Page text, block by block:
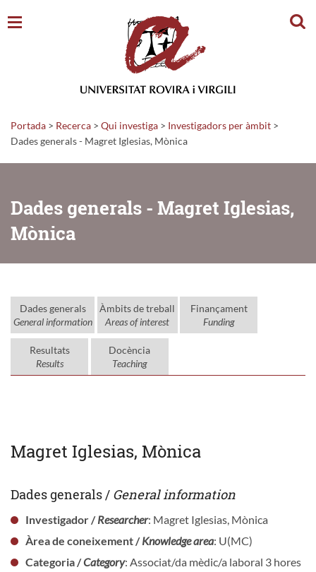
Portada > Recerca > Qui investiga > Investigadors per àmbit >
Dades generals - Magret Iglesias, Mònica
Dades generals - Magret Iglesias,
Mònica
Dades generals
General information
Àmbits de treball
Areas of interest
Finançament
Funding
Resultats
Results
Docència
Teaching
Magret Iglesias, Mònica
Dades generals / General information
Investigador /Researcher: Magret Iglesias, Mònica
Àrea de coneixement /Knowledge area: U(MC)
Categoria /Category: Associat/da mèdic/a laboral 3 hores